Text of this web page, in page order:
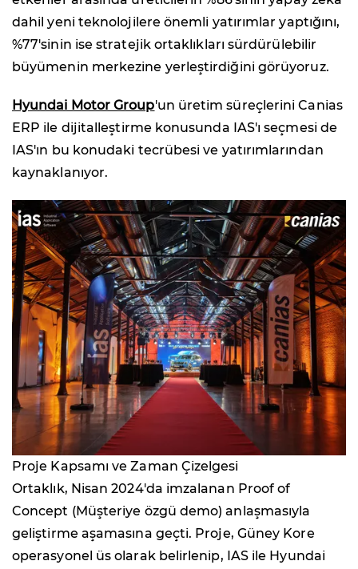
dahil yeni teknolojilere önemli yatırımlar yaptığını,
%77'sinin ise stratejik ortaklıkları sürdürülebilir
büyümenin merkezine yerleştirdiğini görüyoruz.
Hyundai Motor Group'un üretim süreçlerini Canias
ERP ile dijitalleştirme konusunda IAS'ı seçmesi de
IAS'ın bu konudaki tecrübesi ve yatırımlarından
kaynaklanıyor.
Proje Kapsamı ve Zaman Çizelgesi
Ortaklık, Nisan 2024'da imzalanan Proof of
Concept (Müşteriye özgü demo) anlaşmasıyla
geliştirme aşamasına geçti. Proje, Güney Kore
operasyonel üs olarak belirlenip, IAS ile Hyundai